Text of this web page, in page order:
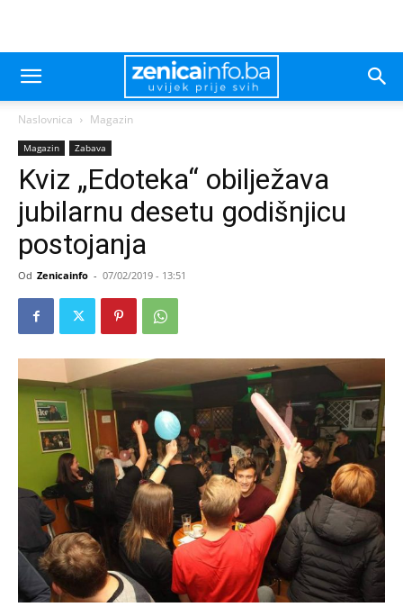
Naslovnica Magazin
Magazin Zabava
Kviz „Edoteka“ obilježava
jubilarnu desetu godišnjicu
postojanja
Od Zenicainfo - 07/02/2019 - 13:51